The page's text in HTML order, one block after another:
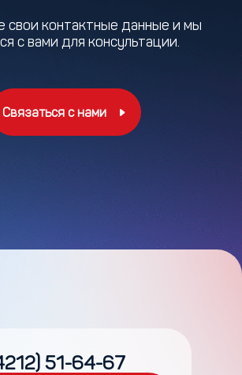
свои контактные данные и мы
с вами для консультации.
Связаться с нами
51-64-67